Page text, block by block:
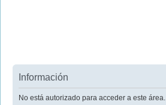
Información
No está autorizado para acceder a este área.